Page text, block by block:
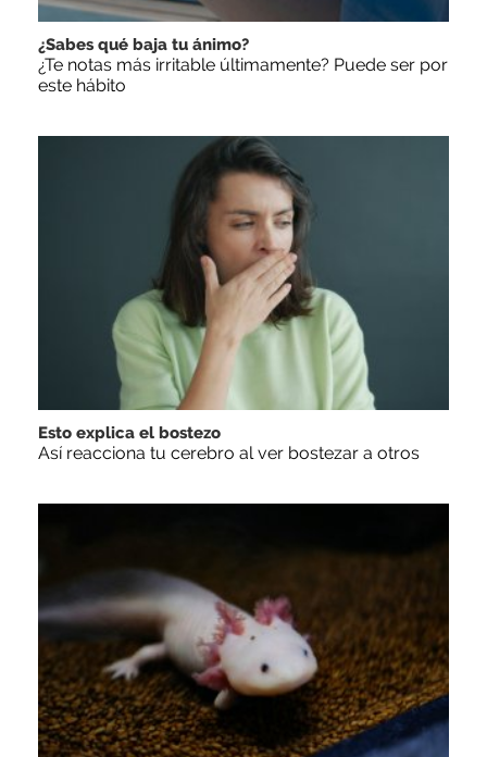
¿Sabes qué baja tu ánimo?
¿Te notas más irritable últimamente? Puede ser por
este hábito
Esto explica el bostezo
Así reacciona tu cerebro al ver bostezar a otros